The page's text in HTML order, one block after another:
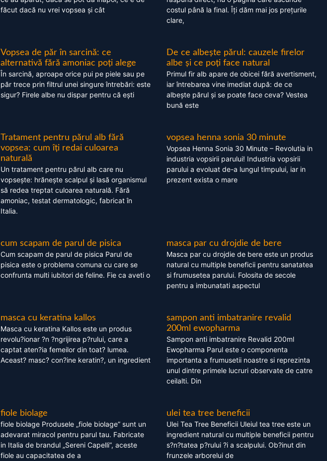
făcut dacă nu vrei vopsea și cât
costul până la final. Îți dăm mai jos prețurile
clare,
Vopsea de păr în sarcină: ce
alternativă fără amoniac poți alege
În sarcină, aproape orice pui pe piele sau pe
păr trece prin filtrul unei singure întrebări: este
sigur? Firele albe nu dispar pentru că ești
De ce albește părul: cauzele firelor
albe și ce poți face natural
Primul fir alb apare de obicei fără avertisment,
iar întrebarea vine imediat după: de ce
albește părul și se poate face ceva? Vestea
bună este
Tratament pentru părul alb fără
vopsea: cum îți redai culoarea
naturală
Un tratament pentru părul alb care nu
vopsește: hrănește scalpul și lasă organismul
să redea treptat culoarea naturală. Fără
amoniac, testat dermatologic, fabricat în
Italia.
vopsea henna sonia 30 minute
Vopsea Henna Sonia 30 Minute – Revolutia in
industria vopsirii parului! Industria vopsirii
parului a evoluat de-a lungul timpului, iar in
prezent exista o mare
cum scapam de parul de pisica
Cum scapam de parul de pisica Parul de
pisica este o problema comuna cu care se
confrunta multi iubitori de feline. Fie ca aveti o
masca par cu drojdie de bere
Masca par cu drojdie de bere este un produs
natural cu multiple beneficii pentru sanatatea
si frumusetea parului. Folosita de secole
pentru a imbunatati aspectul
masca cu keratina kallos
Masca cu keratina Kallos este un produs
revolu?ionar ?n ?ngrijirea p?rului, care a
captat aten?ia femeilor din toat? lumea.
Aceast? masc? con?ine keratin?, un ingredient
sampon anti imbatranire revalid
200ml ewopharma
Sampon anti imbatranire Revalid 200ml
Ewopharma Parul este o componenta
importanta a frumusetii noastre si reprezinta
unul dintre primele lucruri observate de catre
ceilalti. Din
fiole biolage
fiole biolage Produsele „fiole biolage” sunt un
adevarat miracol pentru parul tau. Fabricate
in Italia de brandul „Sereni Capelli”, aceste
fiole au capacitatea de a
ulei tea tree beneficii
Ulei Tea Tree Beneficii Uleiul tea tree este un
ingredient natural cu multiple beneficii pentru
s?n?tatea p?rului ?i a scalpului. Ob?inut din
frunzele arborelui de